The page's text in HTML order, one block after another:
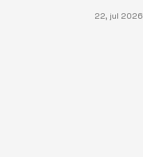
22, jul 2026